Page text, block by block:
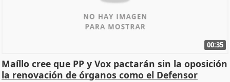
00:35
Maíllo cree que PP y Vox pactarán sin la oposición
la renovación de órganos como el Defensor